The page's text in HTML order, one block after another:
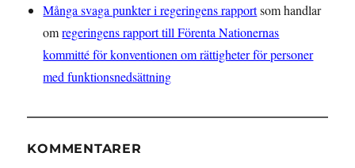
Många svaga punkter i regeringens rapportsom handlar
omregeringens rapport till Förenta Nationernas
kommitté för konventionen om rättigheter för personer
med funktionsnedsättning
KOMMENTARER